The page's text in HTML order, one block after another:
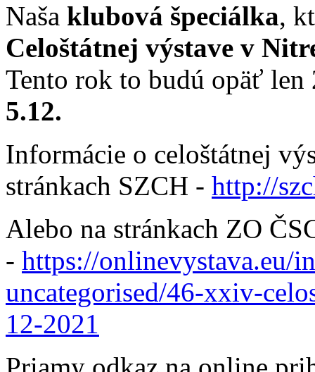
Naša klubová špeciálka,
Celoštátnej výstave v
Tento rok to budú opäť
5.12.
Informácie o celoštátnej
stránkach SZCH - http://
Alebo na stránkach ZO
- https://onlinevystava.eu/
uncategorised/46-xxiv-
12-2021